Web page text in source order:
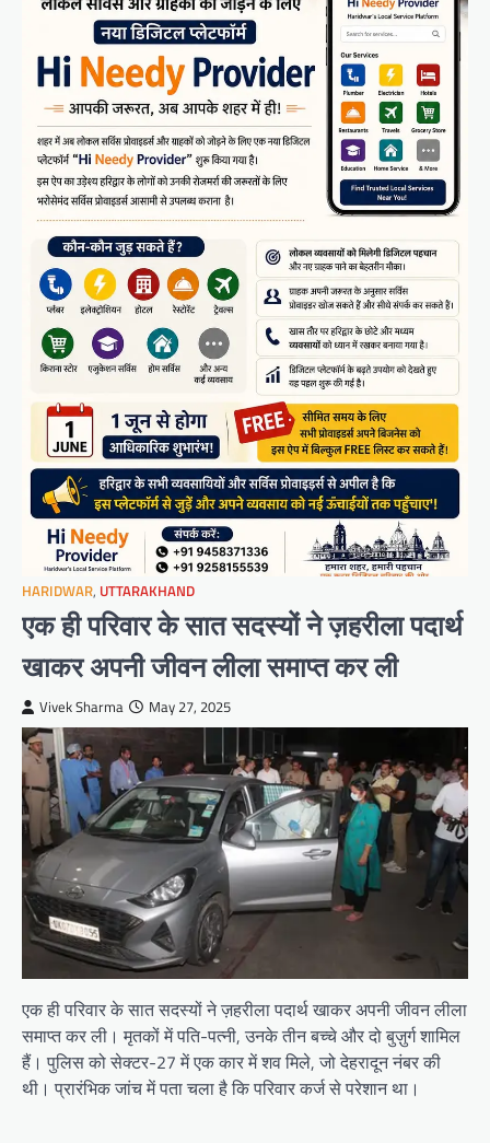
HARIDWAR, UTTARAKHAND
एक ही परिवार के सात सदस्यों ने ज़हरीला पदार्थ
खाकर अपनी जीवन लीला समाप्त कर ली
Vivek Sharma May 27, 2025
एक ही परिवार के सात सदस्यों ने ज़हरीला पदार्थ खाकर अपनी जीवन लीला
समाप्त कर ली। मृतकों में पति-पत्नी, उनके तीन बच्चे और दो बुज़ुर्ग शामिल
हैं। पुलिस को सेक्टर-27 में एक कार में शव मिले, जो देहरादून नंबर की
थी। प्रारंभिक जांच में पता चला है कि परिवार कर्ज से परेशान था।